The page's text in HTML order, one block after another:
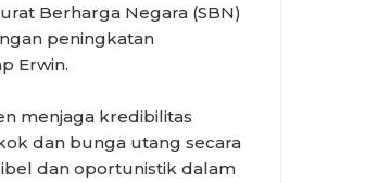
Berharga Negara (SBN)
peningkatan
Erwin.
menjaga kredibilitas
dan bunga utang secara
dan oportunistik dalam